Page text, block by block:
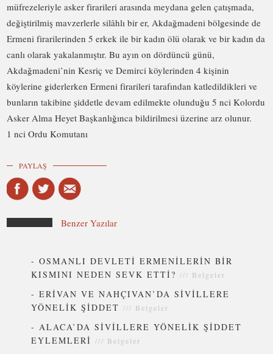
müfrezeleriyle asker firarileri arasında meydana gelen çatışmada,
değiştirilmiş mavzerlerle silâhlı bir er, Akdağmadeni bölgesinde de
Ermeni firarilerinden 5 erkek ile bir kadın ölü olarak ve bir kadın da
canlı olarak yakalanmıştır. Bu ayın on dördüncü günü,
Akdağmadeni’nin Kesriç ve Demirci köylerinden 4 kişinin
köylerine giderlerken Ermeni firarileri tarafından katledildikleri ve
bunların takibine şiddetle devam edilmekte olunduğu 5 nci Kolordu
Asker Alma Heyet Başkanlığınca bildirilmesi üzerine arz olunur.
1 nci Ordu Komutanı
PAYLAŞ
Benzer Yazılar
-OSMANLI DEVLETİ ERMENİLERİN BİR
KISMINI NEDEN SEVK ETTİ? /// Belgeler
-ERİVAN VE NAHÇIVAN’DA SİVİLLERE
YÖNELİK ŞİDDET /// Belgeler
-ALACA’DA SİVİLLERE YÖNELİK ŞİDDET
EYLEMLERİ /// Belgeler